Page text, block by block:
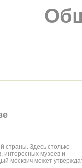
страны. Здесь столько
интересных музеев и
москвич может